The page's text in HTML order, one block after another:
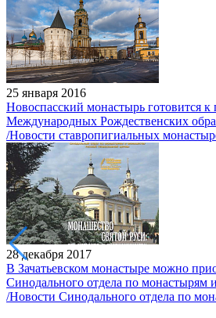
25 января 2016
Новоспасский монастырь готовится
Международных Рождественских
/Новости ставропигиальных
28 декабря 2017
В Зачатьевском монастыре можно
Синодального отдела по монастырям
/Новости Синодального отдела по